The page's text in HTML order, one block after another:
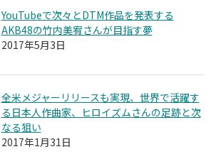
YouTubeで次々とDTM作品を発表する
AKB48の竹内美宥さんが目指す夢
2017年5月3日
全米メジャーリリースも実現、世界で活躍す
る日本人作曲家、ヒロイズムさんの足跡と次
なる狙い
2017年1月31日